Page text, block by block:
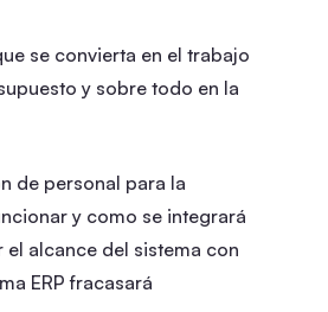
se convierta en el trabajo
y sobre todo en la
de personal para la
y como se integrará
alcance del sistema con
ERP fracasará